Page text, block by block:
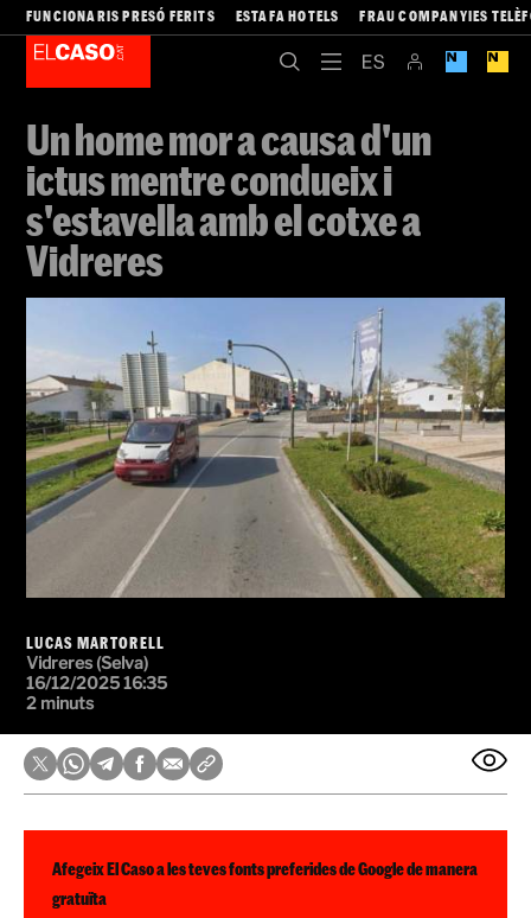
FUNCIONARIS PRESÓ FERITS ESTAFA HOTELS FRAU COMPANYIES
Un home mor a causa d'un
ictus mentre condueix i
s'estavella amb el cotxe a
Vidreres
LUCAS MARTORELL
Vidreres (Selva)
16/12/2025 16:35
2 minuts
Afegeix El Caso a les teves fonts preferides de Google de manera
gratuïta